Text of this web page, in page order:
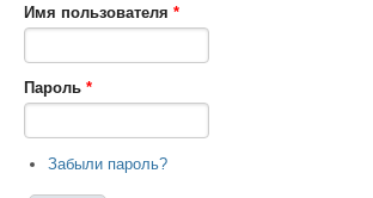
Имя пользователя *
Пароль *
Забыли пароль?